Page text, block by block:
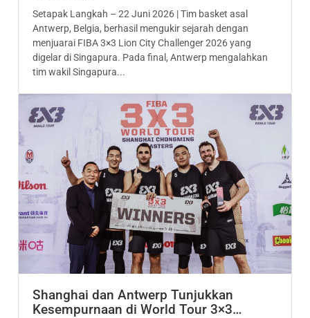
Setapak Langkah – 22 Juni 2026 | Tim basket asal
Antwerp, Belgia, berhasil mengukir sejarah dengan
menjuarai FIBA 3×3 Lion City Challenger 2026 yang
digelar di Singapura. Pada final, Antwerp mengalahkan
tim wakil Singapura...
Shanghai dan Antwerp Tunjukkan
Kesempurnaan di World Tour 3×3…